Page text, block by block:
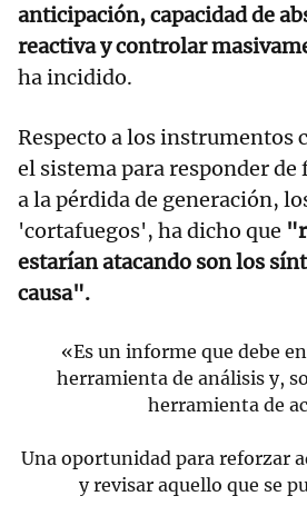
anticipación, capacidad de
reactiva y controlar
ha incidido.
Respecto a los instrumentos
el sistema para responder
a la pérdida de generación,
'cortafuegos', ha dicho que
estarían atacando son los
causa".
«Es un informe que debe
herramienta de análisis y,
herramienta de
Una oportunidad para reforzar
y revisar aquello que se